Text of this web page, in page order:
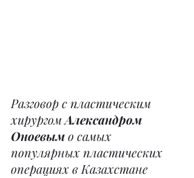
Разговор с пластическим
хирургом Александром
Оноевым о самых
популярных пластических
операциях в Казахстане